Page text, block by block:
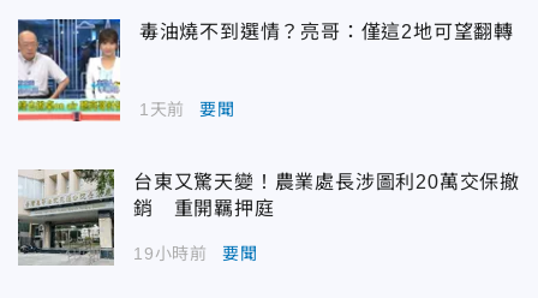
毒油燒不到選情？亮哥：僅這2地可望翻轉
1天前 要聞
台東又驚天變！農業處長涉圖利20萬交保撤
銷 重開羈押庭
19小時前 要聞